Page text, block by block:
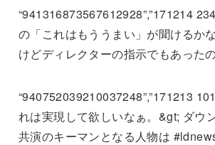
“941316873567612928”,”171214
の「これはもううまい」が聞けるか
けどディレクターの指示でもあった
“940752039210037248”,”171213
れは実現して欲しいなぁ。&gt; ダウ
共演のキーマンとなる人物は